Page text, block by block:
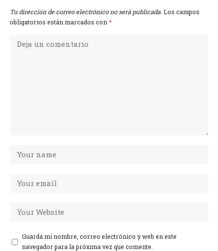
Tu dirección de correo electrónico no será publicada. Los campos
obligatorios están marcados con *
Guarda mi nombre, correo electrónico y web en este
navegador para la próxima vez que comente.